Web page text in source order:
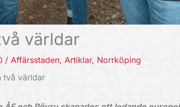
världar
/ Affärsstaden, Artiklar, Norrköping
två världar